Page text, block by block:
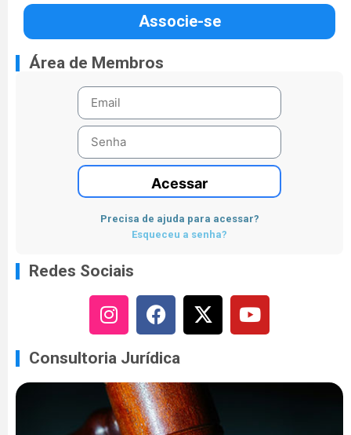
Associe-se
Área de Membros
Acessar
Precisa de ajuda para acessar?
Esqueceu a senha?
Redes Sociais
Consultoria Jurídica